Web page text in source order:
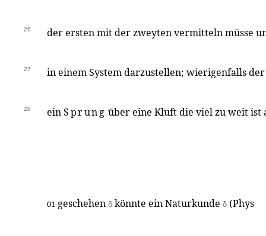
26 der ersten mit der zweyten vermitteln müsse
27 in einem System darzustellen; wierigenfalls
28 einSprung über eine Kluft die viel zu weit ist
01 geschehen δ könnte ein Naturkunde δ (Phys